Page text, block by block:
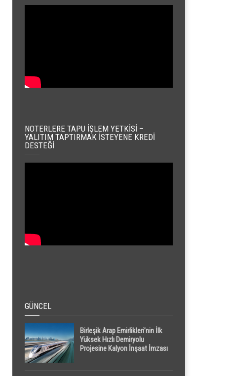
NOTERLERE TAPU İŞLEM YETKISI –
YALITIM TAPTIRMAK İSTEYENE KREDI
DESTEĞI
GÜNCEL
Birleşik Arap Emirlikleri’nin İlk
Yüksek Hızlı Demiryolu
Projesine Kalyon İnşaat İmzası